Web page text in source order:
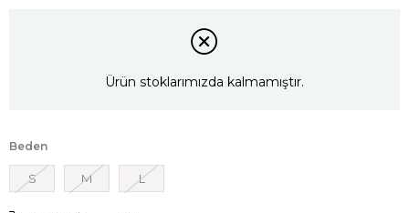
Ürün stoklarımızda kalmamıştır.
Beden
S M L